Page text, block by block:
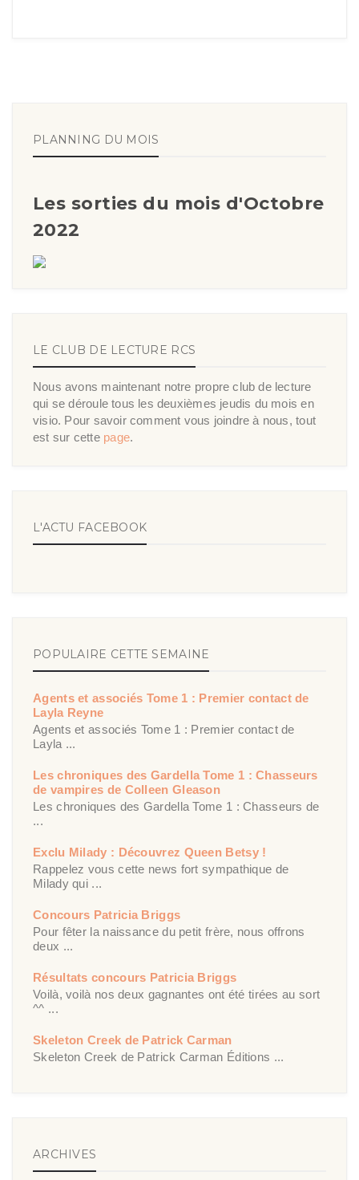
PLANNING DU MOIS
Les sorties du mois d'Octobre
2022
LE CLUB DE LECTURE RCS
Nous avons maintenant notre propre club de lecture
qui se déroule tous les deuxièmes jeudis du mois en
visio. Pour savoir comment vous joindre à nous, tout
est sur cette page.
L'ACTU FACEBOOK
POPULAIRE CETTE SEMAINE
Agents et associés Tome 1 : Premier contact de
Layla Reyne
Agents et associés Tome 1 : Premier contact de
Layla ...
Les chroniques des Gardella Tome 1 : Chasseurs
de vampires de Colleen Gleason
Les chroniques des Gardella Tome 1 : Chasseurs de
...
Exclu Milady : Découvrez Queen Betsy !
Rappelez vous cette news fort sympathique de
Milady qui ...
Concours Patricia Briggs
Pour fêter la naissance du petit frère, nous offrons
deux ...
Résultats concours Patricia Briggs
Voilà, voilà nos deux gagnantes ont été tirées au sort
^^ ...
Skeleton Creek de Patrick Carman
Skeleton Creek de Patrick Carman Éditions ...
ARCHIVES